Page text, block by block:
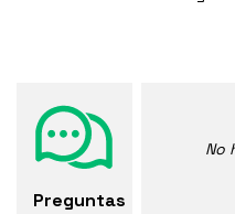
Preguntas
No